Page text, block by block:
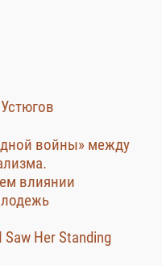
войны» между
влиянии
Her Standing